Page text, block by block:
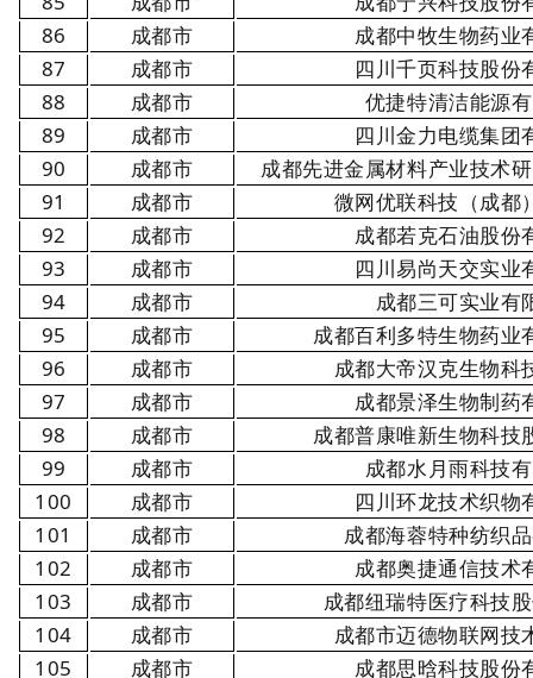
86 成都市 成都中牧生物药业
87 成都市 四川千页科技股份
88 成都市 优捷特清洁能源
89 成都市 四川金力电缆集团
90 成都市 成都先进金属材料产业技术
91 成都市 微网优联科技（成都
92 成都市 成都若克石油股份
93 成都市 四川易尚天交实业
94 成都市 成都三可实业有
95 成都市 成都百利多特生物药业
96 成都市 成都大帝汉克生物科
97 成都市 成都景泽生物制药
98 成都市 成都普康唯新生物科技
99 成都市 成都水月雨科技
100 成都市 四川环龙技术织物
101 成都市 成都海蓉特种纺织
102 成都市 成都奥捷通信技术
103 成都市 成都纽瑞特医疗科技
104 成都市 成都市迈德物联网技
105 成都市 成都思晗科技股份